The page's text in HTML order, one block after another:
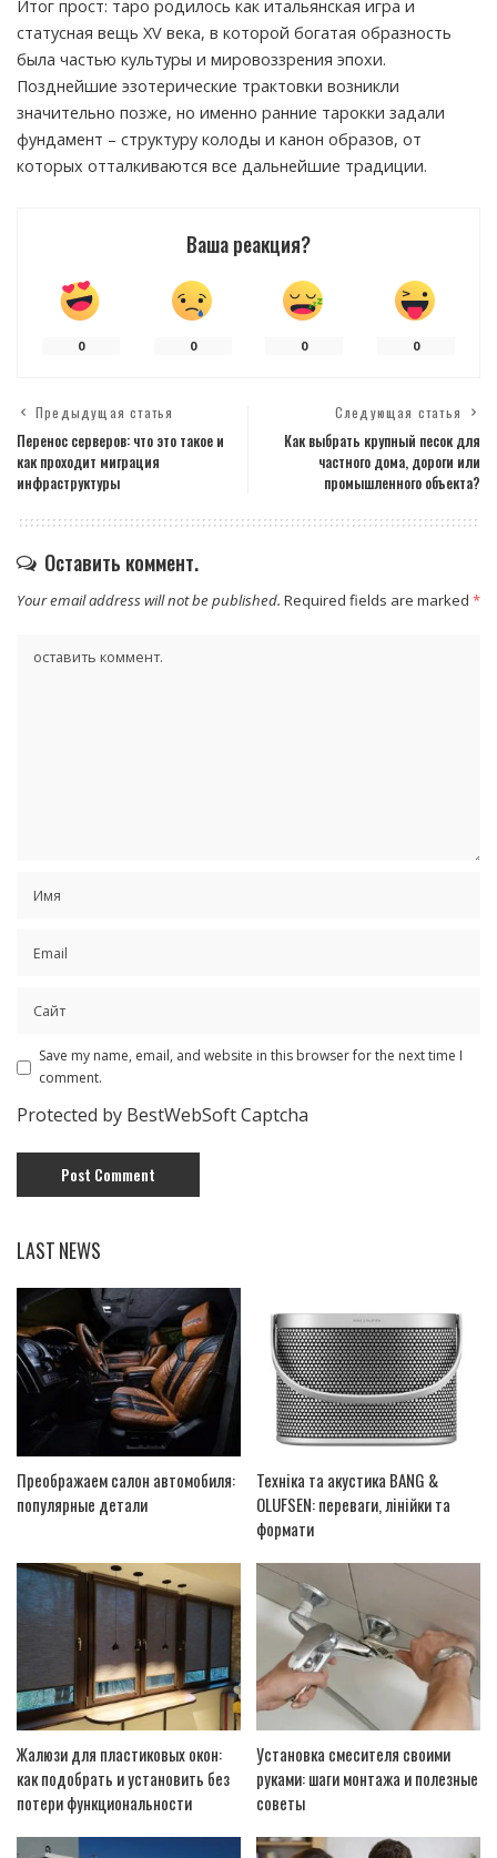
Итог прост: таро родилось как итальянская игра и
статусная вещь XV века, в которой богатая образность
была частью культуры и мировоззрения эпохи.
Позднейшие эзотерические трактовки возникли
значительно позже, но именно ранние тарокки задали
фундамент – структуру колоды и канон образов, от
которых отталкиваются все дальнейшие традиции.
Ваша реакция?
0 0 0 0
Предыдущая статья
Перенос серверов: что это такое и
как проходит миграция
инфраструктуры
Следующая статья
Как выбрать крупный песок для
частного дома, дороги или
промышленного объекта?
Оставить коммент.
Your email address will not be published. Required fields are marked *
Save my name, email, and website in this browser for the next time I
comment.
Protected by BestWebSoft Captcha
LAST NEWS
Преображаем салон автомобиля:
популярные детали
Техніка та акустика BANG &
OLUFSEN: переваги, лінійки та
формати
Жалюзи для пластиковых окон:
как подобрать и установить без
потери функциональности
Установка смесителя своими
руками: шаги монтажа и полезные
советы